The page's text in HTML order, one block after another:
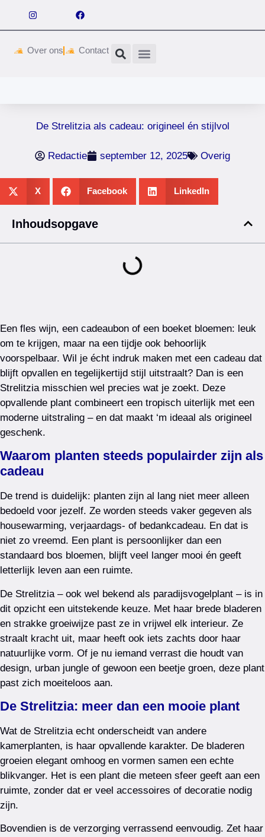
Over ons Contact
De Strelitzia als cadeau: origineel én stijlvol
Redactie september 12, 2025 Overig
X Facebook LinkedIn
Inhoudsopgave
Een fles wijn, een cadeaubon of een boeket bloemen: leuk
om te krijgen, maar na een tijdje ook behoorlijk
voorspelbaar. Wil je écht indruk maken met een cadeau dat
blijft opvallen en tegelijkertijd stijl uitstraalt? Dan is een
Strelitzia misschien wel precies wat je zoekt. Deze
opvallende plant combineert een tropisch uiterlijk met een
moderne uitstraling – en dat maakt ‘m ideaal als origineel
geschenk.
Waarom planten steeds populairder zijn als
cadeau
De trend is duidelijk: planten zijn al lang niet meer alleen
bedoeld voor jezelf. Ze worden steeds vaker gegeven als
housewarming, verjaardags- of bedankcadeau. En dat is
niet zo vreemd. Een plant is persoonlijker dan een
standaard bos bloemen, blijft veel langer mooi én geeft
letterlijk leven aan een ruimte.
De Strelitzia – ook wel bekend als paradijsvogelplant – is in
dit opzicht een uitstekende keuze. Met haar brede bladeren
en strakke groeiwijze past ze in vrijwel elk interieur. Ze
straalt kracht uit, maar heeft ook iets zachts door haar
natuurlijke vorm. Of je nu iemand verrast die houdt van
design, urban jungle of gewoon een beetje groen, deze plant
past zich moeiteloos aan.
De Strelitzia: meer dan een mooie plant
Wat de Strelitzia echt onderscheidt van andere
kamerplanten, is haar opvallende karakter. De bladeren
groeien elegant omhoog en vormen samen een echte
blikvanger. Het is een plant die meteen sfeer geeft aan een
ruimte, zonder dat er veel accessoires of decoratie nodig
zijn.
Bovendien is de verzorging verrassend eenvoudig. Zet haar